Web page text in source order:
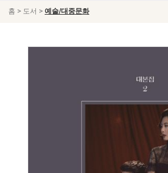
홈 > 도서 > 예술/대중문화